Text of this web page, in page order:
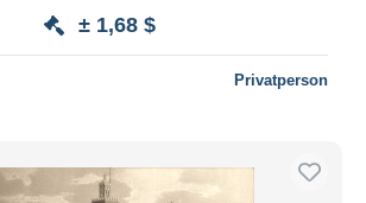
± 1,68 $
Privatperson